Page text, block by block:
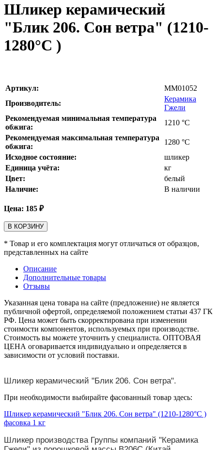
Шликер керамический
"Блик 206. Сон ветра" (1210-
1280°С )
Артикул:
MM01052
Производитель:
Керамика
Гжели
Рекомендуемая минимальная температура
обжига:
1210 °С
Рекомендуемая максимальная температура
обжига:
1280 °С
Исходное состояние:
шликер
Единица учёта:
кг
Цвет:
белый
Наличие:
В наличии
Цена: 185 ₽
В КОРЗИНУ
* Товар и его комплектация могут отличаться от образцов,
представленных на сайте
Описание
Дополнительные товары
Отзывы
Указанная цена товара на сайте (предложение) не является
публичной офертой, определяемой положением статьи 437 ГК
РФ. Цена может быть скорректирована при изменении
стоимости компонентов, используемых при производстве.
Стоимость вы можете уточнить у специалиста. ОПТОВАЯ
ЦЕНА оговаривается индивидуально и определяется в
зависимости от условий поставки.
Шликер керамический "Блик 206. Сон ветра".
При необходимости выбирайте фасованный товар здесь:
Шликер керамический "Блик 206. Сон ветра" (1210-1280°С )
фасовка 1 кг
Шликер производства Группы компаний "Керамика